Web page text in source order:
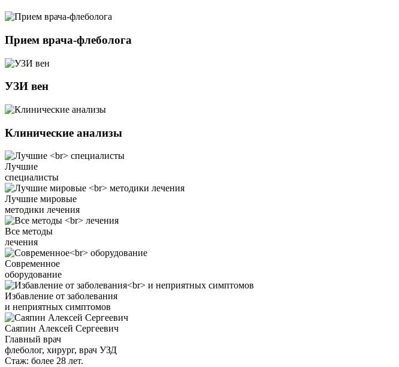
Прием врача-флеболога
УЗИ вен
Клинические анализы
Лучшие
специалисты
Лучшие мировые
методики лечения
Все методы
лечения
Современное
оборудование
Избавление от заболевания
и неприятных симптомов
Саяпин Алексей Сергеевич
Главный врач
флеболог, хирург, врач УЗД
Стаж: более 28 лет.